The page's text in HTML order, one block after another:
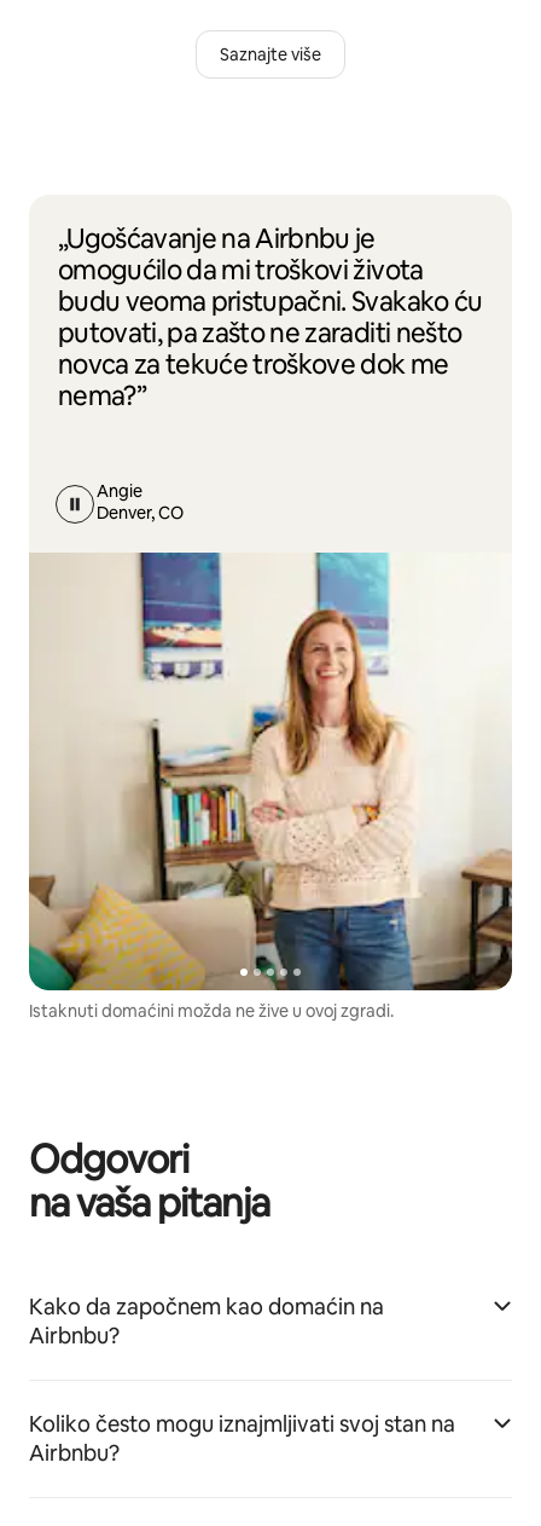
Saznajte više
„Ugošćavanje na Airbnbu je
omogućilo da mi troškovi života
budu veoma pristupačni. Svakako ću
putovati, pa zašto ne zaraditi nešto
novca za tekuće troškove dok me
nema?”
Angie
Denver, CO
Istaknuti domaćini možda ne žive u ovoj zgradi.
Odgovori
na vaša pitanja
Kako da započnem kao domaćin na
Airbnbu?
Koliko često mogu iznajmljivati svoj stan na
Airbnbu?